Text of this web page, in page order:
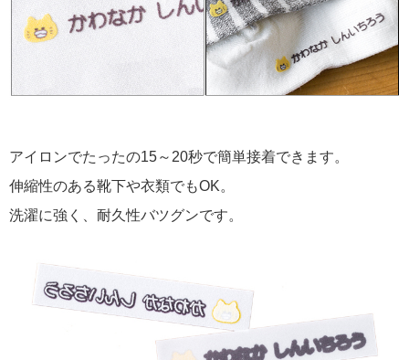
アイロンでたったの15～20秒で簡単接着できます。
伸縮性のある靴下や衣類でもOK。
洗濯に強く、耐久性バツグンです。